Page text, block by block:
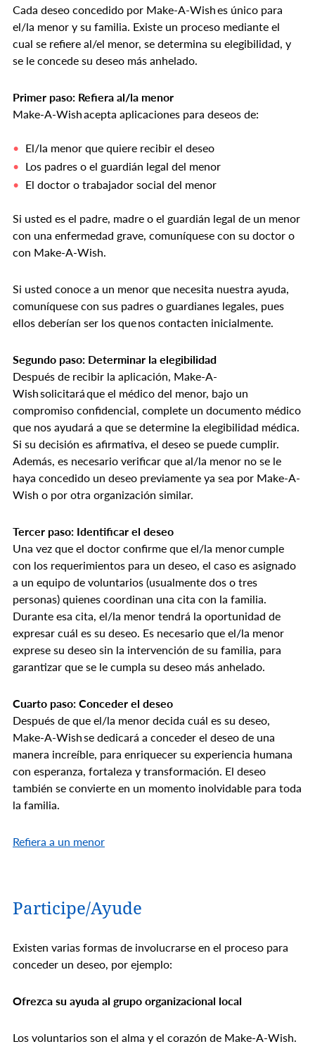
Cada deseo concedido por Make-A-Wish es único para
el/la menor y su familia. Existe un proceso mediante el
cual se refiere al/el menor, se determina su elegibilidad, y
se le concede su deseo más anhelado.
Primer paso: Refiera al/la menor
Make-A-Wish acepta aplicaciones para deseos de:
El/la menor que quiere recibir el deseo
Los padres o el guardián legal del menor
El doctor o trabajador social del menor
Si usted es el padre, madre o el guardián legal de un menor
con una enfermedad grave, comuníquese con su doctor o
con Make-A-Wish.
Si usted conoce a un menor que necesita nuestra ayuda,
comuníquese con sus padres o guardianes legales, pues
ellos deberían ser los que nos contacten inicialmente.
Segundo paso: Determinar la elegibilidad
Después de recibir la aplicación, Make-A-
Wish solicitará que el médico del menor, bajo un
compromiso confidencial, complete un documento médico
que nos ayudará a que se determine la elegibilidad médica.
Si su decisión es afirmativa, el deseo se puede cumplir.
Además, es necesario verificar que al/la menor no se le
haya concedido un deseo previamente ya sea por Make-A-
Wish o por otra organización similar.
Tercer paso: Identificar el deseo
Una vez que el doctor confirme que el/la menor cumple
con los requerimientos para un deseo, el caso es asignado
a un equipo de voluntarios (usualmente dos o tres
personas) quienes coordinan una cita con la familia.
Durante esa cita, el/la menor tendrá la oportunidad de
expresar cuál es su deseo. Es necesario que el/la menor
exprese su deseo sin la intervención de su familia, para
garantizar que se le cumpla su deseo más anhelado.
Cuarto paso: Conceder el deseo
Después de que el/la menor decida cuál es su deseo,
Make-A-Wish se dedicará a conceder el deseo de una
manera increíble, para enriquecer su experiencia humana
con esperanza, fortaleza y transformación. El deseo
también se convierte en un momento inolvidable para toda
la familia.
Refiera a un menor
Participe/Ayude
Existen varias formas de involucrarse en el proceso para
conceder un deseo, por ejemplo:
Ofrezca su ayuda al grupo organizacional local
Los voluntarios son el alma y el corazón de Make-A-Wish.